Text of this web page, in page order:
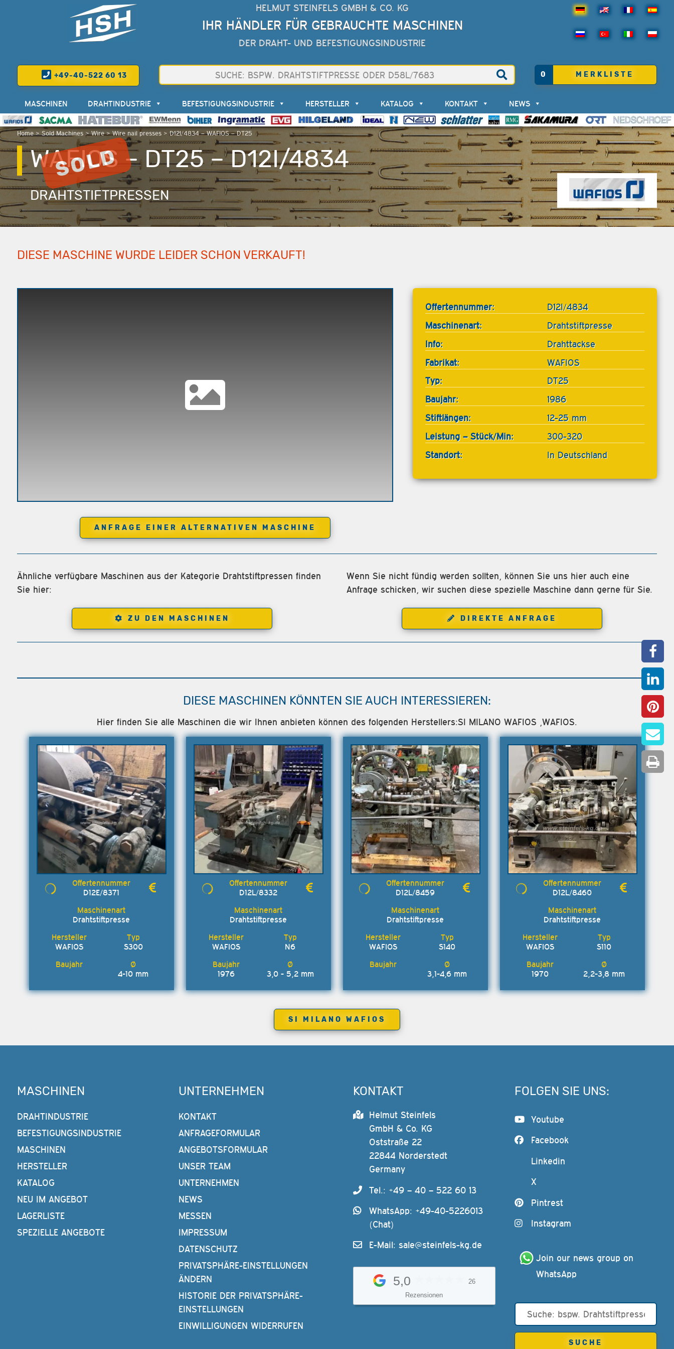
HELMUT STEINFELS GMBH & CO. KG
IHR HÄNDLER FÜR GEBRAUCHTE MASCHINEN
DER DRAHT- UND BEFESTIGUNGSINDUSTRIE
+49-40-522 60 13 0 MERKLISTE
Home> Sold Machines>Wire>Wire nail presses>D12I/4834 – WAFIOS – DT25
MASCHINEN DRAHTINDUSTRIE BEFESTIGUNGSINDUSTRIE HERSTELLER KATALOG KONTAKT NEWS
WAFIOS – DT25 – D12I/4834
DRAHTSTIFTPRESSEN
DIESE MASCHINE WURDE LEIDER SCHON VERKAUFT!
ANFRAGE EINER ALTERNATIVEN MASCHINE
Offertennummer:
D12I/4834
Maschinenart:
Drahtstiftpresse
Info:
Drahttackse
Fabrikat:
WAFIOS
Typ:
DT25
Baujahr:
1986
Stiftlängen:
12-25 mm
Leistung – Stück/Min:
300-320
Standort:
In Deutschland
Ähnliche verfügbare Maschinen aus der Kategorie Drahtstiftpressen finden
Sie hier:
ZU DEN MASCHINEN
Wenn Sie nicht fündig werden sollten, können Sie uns hier auch eine
Anfrage schicken, wir suchen diese spezielle Maschine dann gerne für Sie.
DIREKTE ANFRAGE
DIESE MASCHINEN KÖNNTEN SIE AUCH INTERESSIEREN:
Hier finden Sie alle Maschinen die wir Ihnen anbieten können des folgenden Herstellers:SI MILANO WAFIOS ,WAFIOS.
D12E/8371
Drahtstiftpresse
WAFIOS S300
4-10 mm
D12L/8332
Drahtstiftpresse
WAFIOS N6
1976 3,0 - 5,2 mm
D12L/8459
Drahtstiftpresse
WAFIOS S140
3,1-4,6 mm
D12L/8460
Drahtstiftpresse
WAFIOS S110
1970 2,2-3,8 mm
SI MILANO WAFIOS
MASCHINEN
DRAHTINDUSTRIE
BEFESTIGUNGSINDUSTRIE
MASCHINEN
HERSTELLER
KATALOG
NEU IM ANGEBOT
LAGERLISTE
SPEZIELLE ANGEBOTE
UNTERNEHMEN
KONTAKT
ANFRAGEFORMULAR
ANGEBOTSFORMULAR
UNSER TEAM
UNTERNEHMEN
NEWS
MESSEN
IMPRESSUM
DATENSCHUTZ
PRIVATSPHÄRE-EINSTELLUNGEN
ÄNDERN
HISTORIE DER PRIVATSPHÄRE-
EINSTELLUNGEN
EINWILLIGUNGEN WIDERRUFEN
KONTAKT
Helmut Steinfels
GmbH & Co. KG
Oststraße 22
22844 Norderstedt
Germany
Tel.: +49 – 40 – 522 60 13
WhatsApp: +49-40-5226013
(Chat)
E-Mail:sale@steinfels-kg.de
5,0
26
Rezensionen
FOLGEN SIE UNS:
Youtube
Facebook
Linkedin
X
Pintrest
Instagram
Join our news group on
WhatsApp